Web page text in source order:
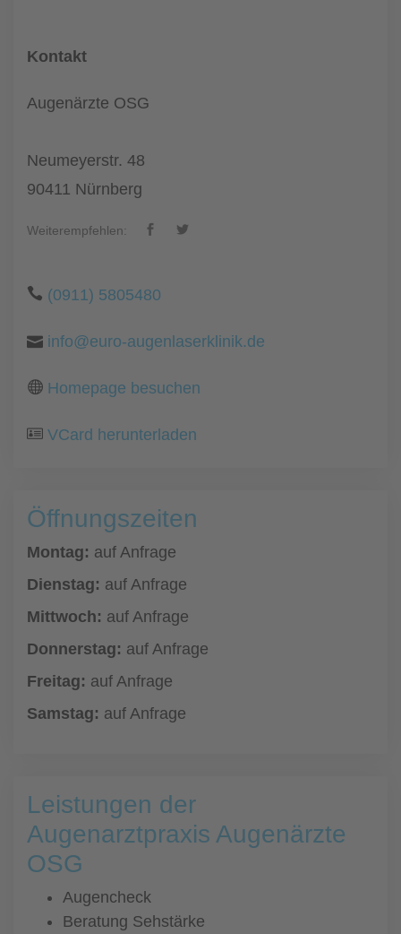
Kontakt
Augenärzte OSG
Neumeyerstr. 48
90411 Nürnberg
Weiterempfehlen:
(0911) 5805480
info@euro-augenlaserklinik.de
Homepage besuchen
VCard herunterladen
Öffnungszeiten
Montag: auf Anfrage
Dienstag: auf Anfrage
Mittwoch: auf Anfrage
Donnerstag: auf Anfrage
Freitag: auf Anfrage
Samstag: auf Anfrage
Leistungen der
Augenarztpraxis Augenärzte
OSG
Augencheck
Beratung Sehstärke